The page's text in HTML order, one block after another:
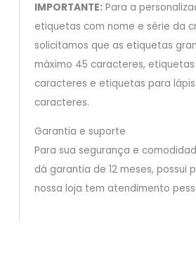
IMPORTANTE:Para a
etiquetas com nome e série da
solicitamos que as etiquetas
máximo 45 caracteres, etiquetas
caracteres e etiquetas para
caracteres.
Garantia e suporte
Para sua segurança e
dá garantia de 12 meses, possui
nossa loja tem atendimento